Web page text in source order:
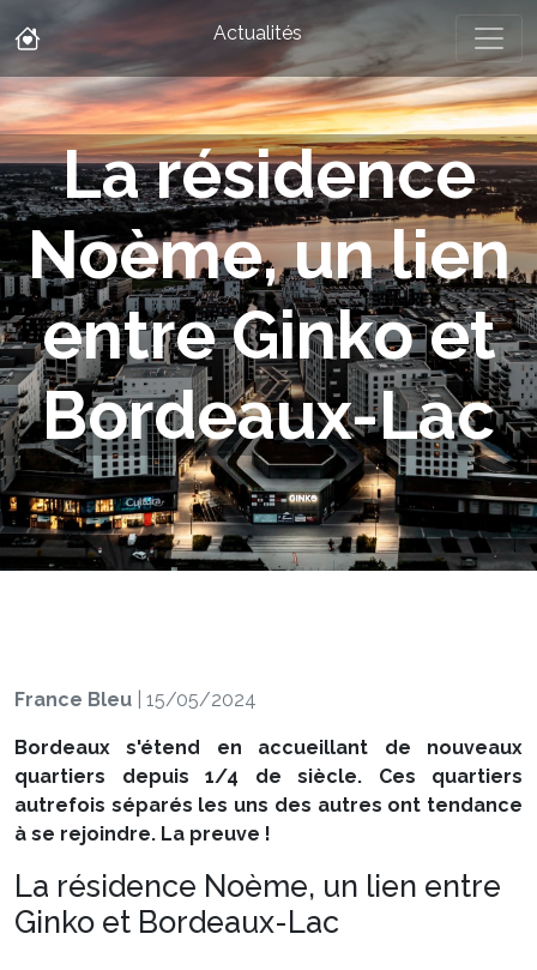
Actualités
La résidence
Noème, un lien
entre Ginko et
Bordeaux-Lac
France Bleu 15/05/2024
Bordeaux s'étend en accueillant de nouveaux
quartiers depuis 1/4 de siècle. Ces quartiers
autrefois séparés les uns des autres ont tendance
à se rejoindre. La preuve !
La résidence Noème, un lien entre
Ginko et Bordeaux-Lac